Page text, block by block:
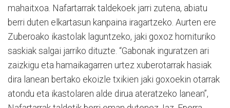
mahaitxoa. Nafartarrak taldekoek jarri zutena, abiatu
berri duten elkartasun kanpaina iragartzeko. Aurten ere
Zuberoako ikastolak laguntzeko, jaki goxoz hornituriko
saskiak salgai jarriko dituzte. “Gabonak inguratzen ari
zaizkigu eta hamaikagarren urtez xuberotarrak hasiak
dira lanean bertako ekoizle txikien jaki goxoekin otarrak
atondu eta ikastolaren alde dirua ateratzeko lanean”,